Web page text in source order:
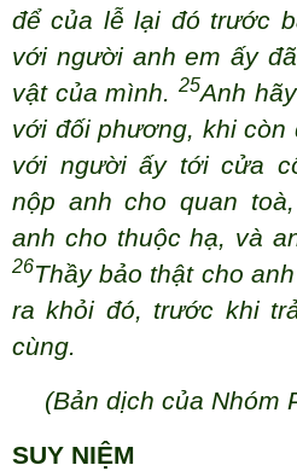
để của lễ lại đó trước
với người anh em ấy
vật của mình.25Anh
với đối phương, khi còn
với người ấy tới cửa
nộp anh cho quan
anh cho thuộc hạ, và
26Thầy bảo thật cho
ra khỏi đó, trước khi
cùng.
(Bản dịch của Nhóm
SUY NIỆM